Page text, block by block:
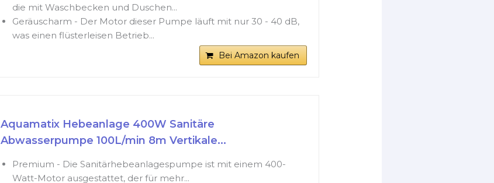
die mit Waschbecken und Duschen...
Geräuscharm - Der Motor dieser Pumpe läuft mit nur 30 - 40 dB,
was einen flüsterleisen Betrieb...
Bei Amazon kaufen
Aquamatix Hebeanlage 400W Sanitäre
Abwasserpumpe 100L/min 8m Vertikale...
Premium - Die Sanitärhebeanlagespumpe ist mit einem 400-
Watt-Motor ausgestattet, der für mehr...